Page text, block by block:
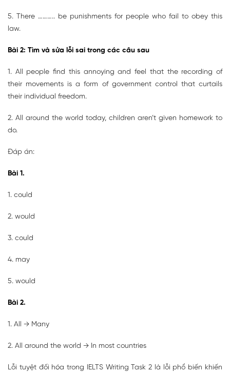
5. There ……….. be punishments for people who fail to obey this
law.
Bài 2: Tìm và sửa lỗi sai trong các câu sau
1. All people find this annoying and feel that the recording of
their movements is a form of government control that curtails
their individual freedom.
2. All around the world today, children aren’t given homework to
do.
Đáp án:
Bài 1.
1. could
2. would
3. could
4. may
5. would
Bài 2.
1. All → Many
2. All around the world → In most countries
Lỗi tuyệt đối hóa trong IELTS Writing Task 2 là lỗi phổ biến khiến